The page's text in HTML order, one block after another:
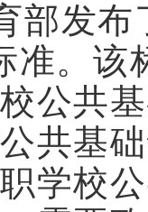
部发
准。该
公共
共基
学校